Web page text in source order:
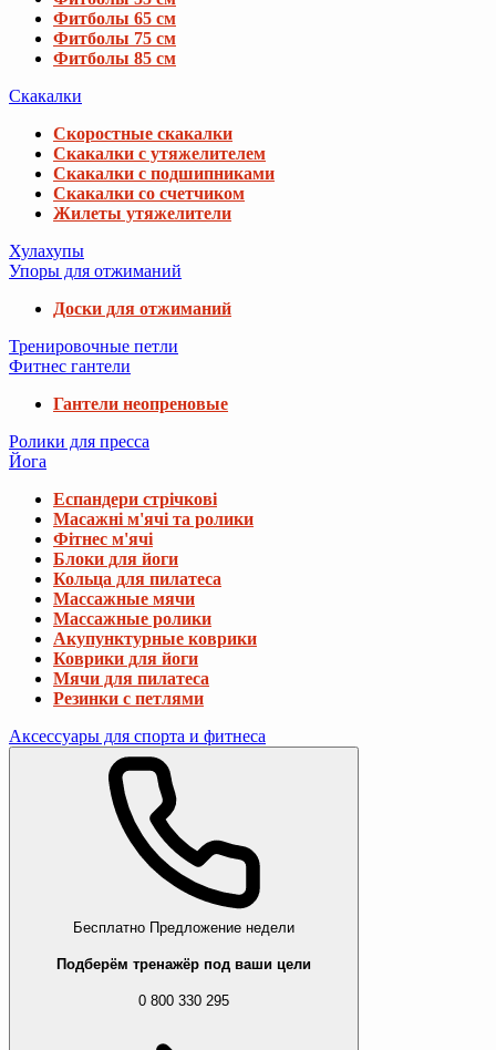
Фитболы 65 см
Фитболы 75 см
Фитболы 85 см
Скакалки
Скоростные скакалки
Скакалки с утяжелителем
Скакалки с подшипниками
Скакалки со счетчиком
Жилеты утяжелители
Хулахупы
Упоры для отжиманий
Доски для отжиманий
Тренировочные петли
Фитнес гантели
Гантели неопреновые
Ролики для пресса
Йога
Еспандери стрічкові
Масажні м'ячі та ролики
Фітнес м'ячі
Блоки для йоги
Кольца для пилатеса
Массажные мячи
Массажные ролики
Акупунктурные коврики
Коврики для йоги
Мячи для пилатеса
Резинки с петлями
Аксессуары для спорта и фитнеса
Бесплатно Предложение недели
Подберём тренажёр под ваши цели
0 800 330 295